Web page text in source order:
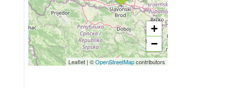
+
−
Leaflet | ©OpenStreetMapcontributors